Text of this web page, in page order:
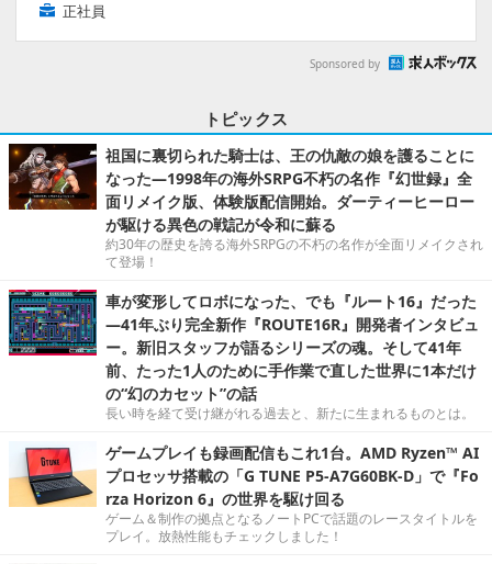
正社員
Sponsored by
トピックス
祖国に裏切られた騎士は、王の仇敵の娘を護ることに
なった―1998年の海外SRPG不朽の名作『幻世録』全
面リメイク版、体験版配信開始。ダーティーヒーロー
が駆ける異色の戦記が令和に蘇る
約30年の歴史を誇る海外SRPGの不朽の名作が全面リメイクされ
て登場！
車が変形してロボになった、でも『ルート16』だった
―41年ぶり完全新作『ROUTE16R』開発者インタビュ
ー。新旧スタッフが語るシリーズの魂。そして41年
前、たった1人のために手作業で直した世界に1本だけ
の“幻のカセット”の話
長い時を経て受け継がれる過去と、新たに生まれるものとは。
ゲームプレイも録画配信もこれ1台。AMD Ryzen™ AI
プロセッサ搭載の「G TUNE P5-A7G60BK-D」で『Fo
rza Horizon 6』の世界を駆け回る
ゲーム＆制作の拠点となるノートPCで話題のレースタイトルを
プレイ。放熱性能もチェックしました！